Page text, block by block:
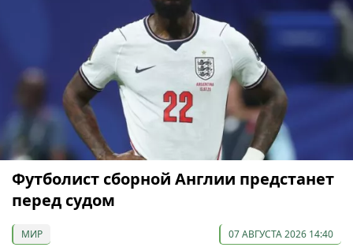
Футболист сборной Англии предстанет
перед судом
МИР 07 АВГУСТА 2026 14:40